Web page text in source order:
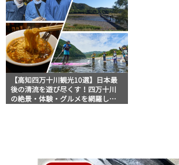
【高知四万十川観光10選】日本最
後の清流を遊び尽くす！四万十川
の絶景・体験・グルメを網羅した